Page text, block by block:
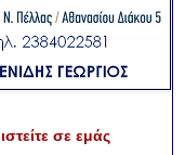
σε εμάς